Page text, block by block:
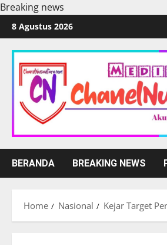
Breaking news
Skip
to
content
8 Agustus 2026
BERANDA BREAKING NEWS
Home Nasional Kejar Target